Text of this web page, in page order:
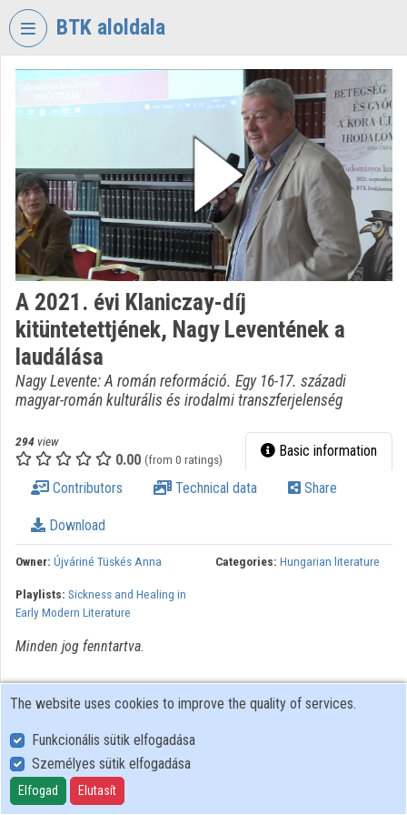
Skip header
BTK aloldala
VIDEO
FOR
THE
HUMANTITIES
Organization home
Organization discovery
Categories
Organization playlists
Organizations
Contributors
A 2021. évi Klaniczay-díj
kitüntetettjének, Nagy Leventének a
laudálása
Nagy Levente: A román reformáció. Egy 16-17. századi
magyar-román kulturális és irodalmi transzferjelenség
294 view
0.00 (from 0 ratings) Basic information
Contributors Technical data Share
Download
Owner: Újváriné Tüskés Anna Categories: Hungarian literature
Playlists: Sickness and Healing in
Early Modern Literature
Minden jog fenntartva.
User Policy
Adatkezelési tájékoztató (en)
Cookie Policy
The website uses cookies to improve the quality of services.
Funkcionális sütik elfogadása
Személyes sütik elfogadása
Elfogad Elutasít